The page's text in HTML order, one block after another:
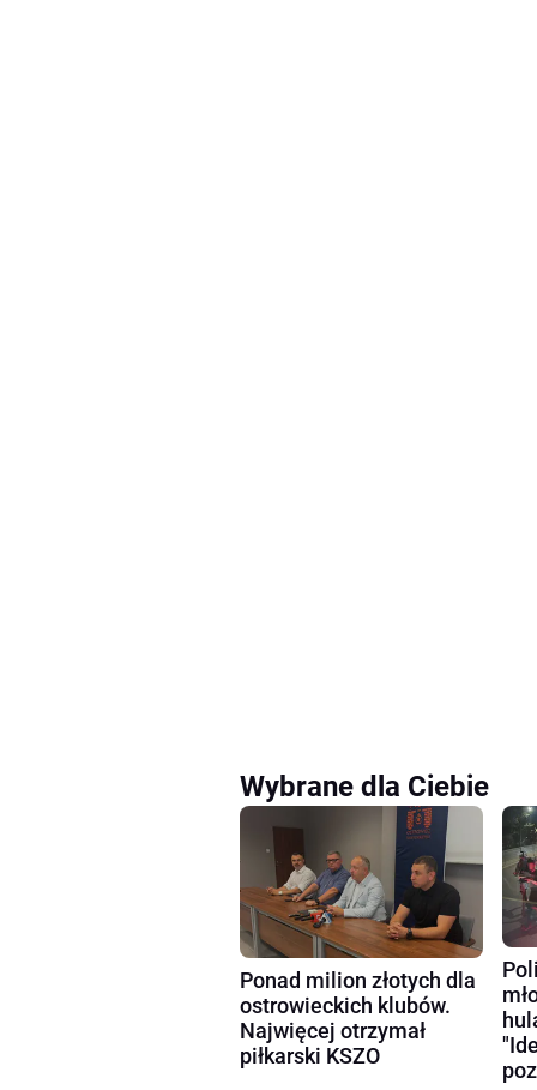
Wybrane dla Ciebie
Ponad milion złotych dla
ostrowieckich klubów.
Najwięcej otrzymał
piłkarski KSZO